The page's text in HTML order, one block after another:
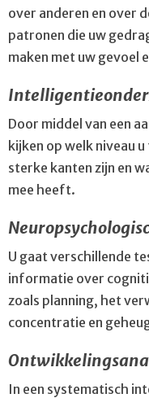
over anderen en over
patronen die uw
maken met uw gevoel
Door middel van een
kijken op welk niveau
sterke kanten zijn en
mee heeft.
U gaat verschillende
informatie over
zoals planning, het
concentratie en
In een systematisch